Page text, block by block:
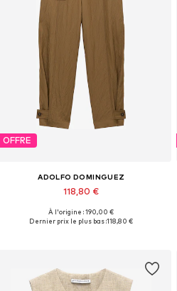
OFFRE
ADOLFO DOMINGUEZ
118,80 €
Tailles disponibles: 34, 36, 38, 40, 42
À l'origine : 190,00 €
Dernier prix le plus bas :118,80 €